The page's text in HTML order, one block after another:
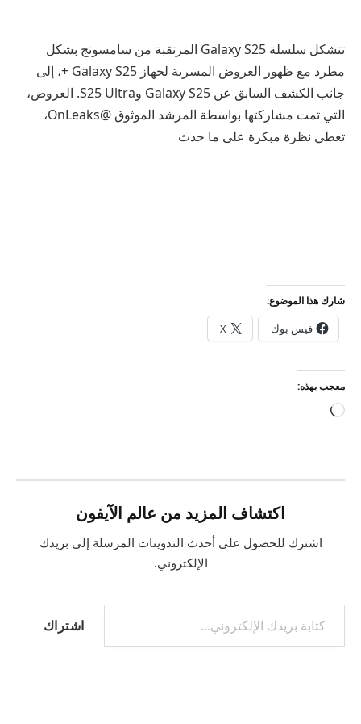
تتشكل سلسلة Galaxy S25 المرتقبة من سامسونج بشكل
مطرد مع ظهور العروض المسربة لجهاز Galaxy S25 +، إلى
جانب الكشف السابق عن Galaxy S25 وS25 Ultra. العروض،
التي تمت مشاركتها بواسطة المرشد الموثوق @OnLeaks،
تعطي نظرة مبكرة على ما حدث
شارك هذا الموضوع:
فيس بوك X
معجب بهذه:
جاري
اكتشاف المزيد من عالم الآيفون
اشترك للحصول على أحدث التدوينات المرسلة إلى بريدك
الإلكتروني.
كتابة بريدك الإلكتروني...
اشتراك